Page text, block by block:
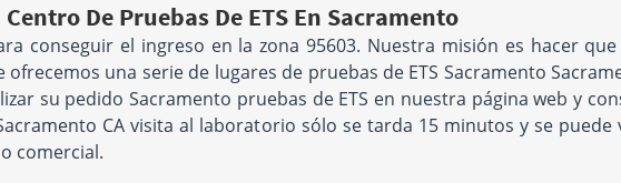
De Pruebas De ETS En Sacramento
conseguir el ingreso en la zona 95603. Nuestra misión es hacer
una serie de lugares de pruebas de ETS Sacramento
su pedido Sacramento pruebas de ETS en nuestra página web y
CA visita al laboratorio sólo se tarda 15 minutos y se puede
comercial.